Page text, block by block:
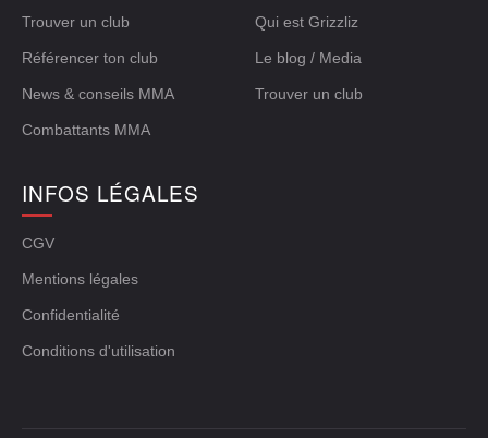
Trouver un club
Référencer ton club
News & conseils MMA
Combattants MMA
Qui est Grizzliz
Le blog / Media
Trouver un club
INFOS LÉGALES
CGV
Mentions légales
Confidentialité
Conditions d'utilisation